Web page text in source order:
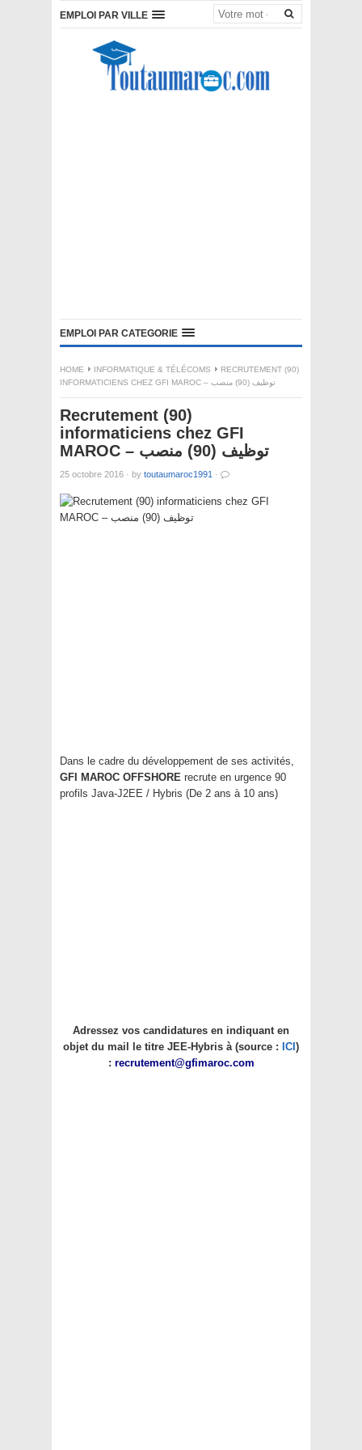
EMPLOI PAR VILLE
EMPLOI PAR CATEGORIE
HOME INFORMATIQUE & TÉLÉCOMS
RECRUTEMENT (90)
INFORMATICIENS CHEZ GFI MAROC – توظيف (90) منصب
Recrutement (90)
informaticiens chez GFI
MAROC – توظيف (90) منصب
25 octobre 2016 · by toutaumaroc1991 ·
Dans le cadre du développement de ses activités,
GFI MAROC OFFSHORE recrute en urgence 90
profils Java-J2EE / Hybris (De 2 ans à 10 ans)
Adressez vos candidatures en indiquant en
objet du mail le titre JEE-Hybris à (source : ICI )
: recrutement@gfimaroc.com